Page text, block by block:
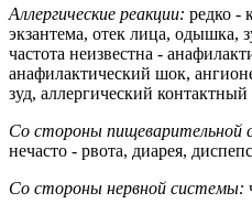
Аллергические реакции: редко -
экзантема, отек лица, одышка,
частота неизвестна -
анафилактический шок,
зуд, аллергический контактный
Со стороны пищеварительной
нечасто - рвота, диарея,
Со стороны нервной системы: